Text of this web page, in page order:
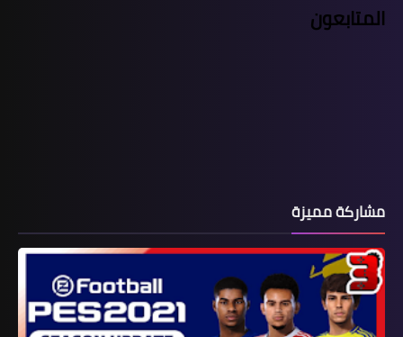
المتابعون
مشاركة مميزة